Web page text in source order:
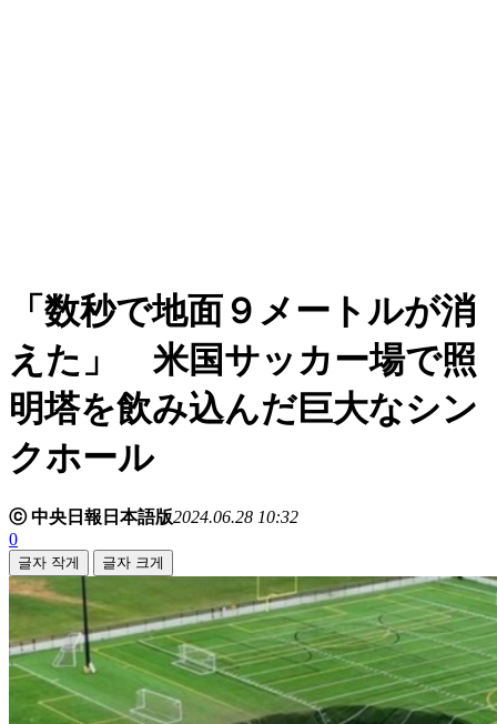
「数秒で地面９メートルが消
えた」 米国サッカー場で照
明塔を飲み込んだ巨大なシン
クホール
ⓒ 中央日報日本語版2024.06.28 10:32
0
글자 작게 글자 크게